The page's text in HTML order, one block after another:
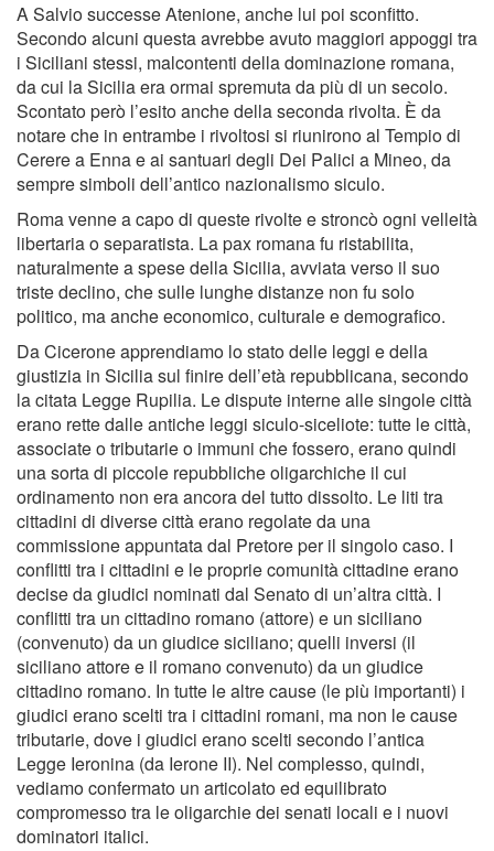
A Salvio successe Atenione, anche lui poi sconfitto.
Secondo alcuni questa avrebbe avuto maggiori appoggi tra
i Siciliani stessi, malcontenti della dominazione romana,
da cui la Sicilia era ormai spremuta da più di un secolo.
Scontato però l’esito anche della seconda rivolta. È da
notare che in entrambe i rivoltosi si riunirono al Tempio di
Cerere a Enna e ai santuari degli Dei Palici a Mineo, da
sempre simboli dell’antico nazionalismo siculo.
Roma venne a capo di queste rivolte e stroncò ogni velleità
libertaria o separatista. La pax romana fu ristabilita,
naturalmente a spese della Sicilia, avviata verso il suo
triste declino, che sulle lunghe distanze non fu solo
politico, ma anche economico, culturale e demografico.
Da Cicerone apprendiamo lo stato delle leggi e della
giustizia in Sicilia sul finire dell’età repubblicana, secondo
la citata Legge Rupilia. Le dispute interne alle singole città
erano rette dalle antiche leggi siculo-siceliote: tutte le città,
associate o tributarie o immuni che fossero, erano quindi
una sorta di piccole repubbliche oligarchiche il cui
ordinamento non era ancora del tutto dissolto. Le liti tra
cittadini di diverse città erano regolate da una
commissione appuntata dal Pretore per il singolo caso. I
conflitti tra i cittadini e le proprie comunità cittadine erano
decise da giudici nominati dal Senato di un’altra città. I
conflitti tra un cittadino romano (attore) e un siciliano
(convenuto) da un giudice siciliano; quelli inversi (il
siciliano attore e il romano convenuto) da un giudice
cittadino romano. In tutte le altre cause (le più importanti) i
giudici erano scelti tra i cittadini romani, ma non le cause
tributarie, dove i giudici erano scelti secondo l’antica
Legge Ieronina (da Ierone II). Nel complesso, quindi,
vediamo confermato un articolato ed equilibrato
compromesso tra le oligarchie dei senati locali e i nuovi
dominatori italici.